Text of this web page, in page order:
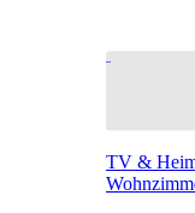
TV &